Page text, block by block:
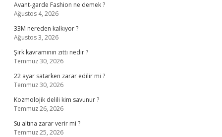
Avant-garde Fashion ne demek ?
Ağustos 4, 2026
33M nereden kalkıyor ?
Ağustos 3, 2026
Şirk kavramının zıttı nedir ?
Temmuz 30, 2026
22 ayar satarken zarar edilir mi ?
Temmuz 30, 2026
Kozmolojik delili kim savunur ?
Temmuz 26, 2026
Su altına zarar verir mi ?
Temmuz 25, 2026